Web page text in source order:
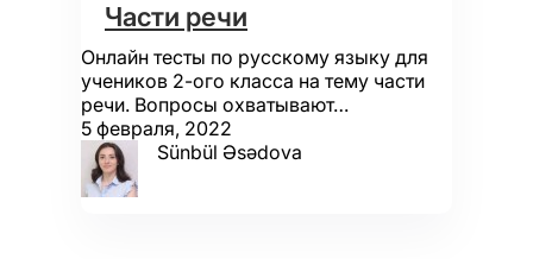
Части речи
Онлайн тесты по русскому языку для
учеников 2-ого класса на тему части
речи. Вопросы охватывают…
5 февраля, 2022
Sünbül Əsədova